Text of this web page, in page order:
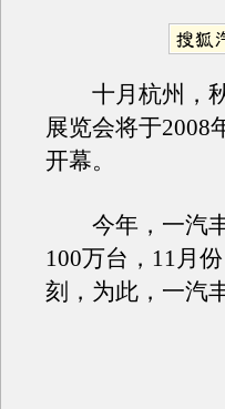
十月杭州，秋
展览会将于2008
开幕。
今年，一汽丰
100万台，11月
刻，为此，一汽